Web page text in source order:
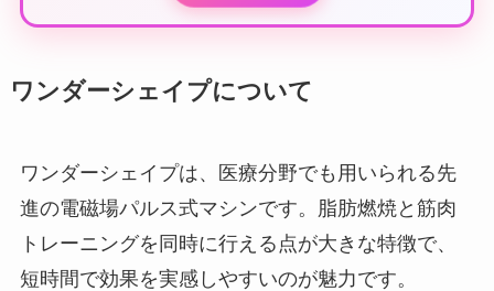
ワンダーシェイプについて
ワンダーシェイプは、医療分野でも用いられる先
進の電磁場パルス式マシンです。脂肪燃焼と筋肉
トレーニングを同時に行える点が大きな特徴で、
短時間で効果を実感しやすいのが魅力です。